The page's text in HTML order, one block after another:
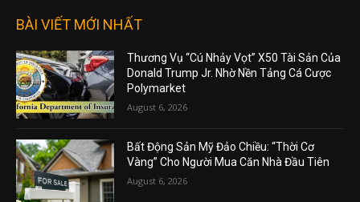
BÀI VIẾT MỚI NHẤT
Thương Vụ “Cú Nhảy Vọt” X50 Tài Sản Của
Donald Trump Jr. Nhờ Nền Tảng Cá Cược
Polymarket
August 6, 2026
Bất Động Sản Mỹ Đảo Chiều: “Thời Cơ
Vàng” Cho Người Mua Căn Nhà Đầu Tiên
August 6, 2026